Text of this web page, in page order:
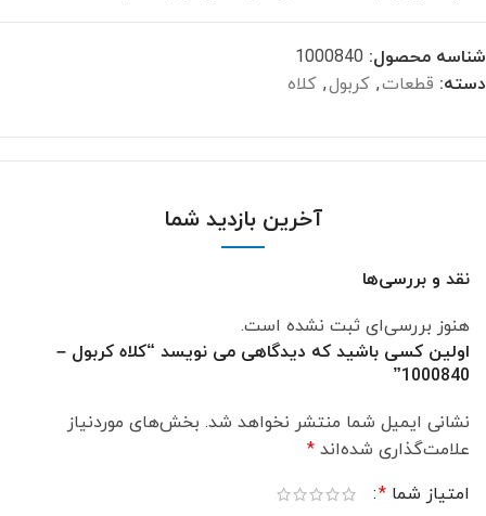
شناسه محصول: 1000840
دسته: قطعات, کربول, کلاه
آخرین بازدید شما
نقد و بررسی‌ها
هنوز بررسی‌ای ثبت نشده است.
اولین کسی باشید که دیدگاهی می نویسد “کلاه کربول –
1000840”
نشانی ایمیل شما منتشر نخواهد شد. بخش‌های موردنیاز
علامت‌گذاری شده‌اند *
امتیاز شما *